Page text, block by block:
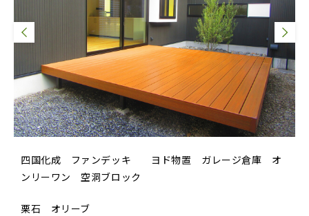
四国化成 ファンデッキ ヨド物置 ガレージ倉庫 オ
ンリーワン 空洞ブロック
栗石 オリーブ